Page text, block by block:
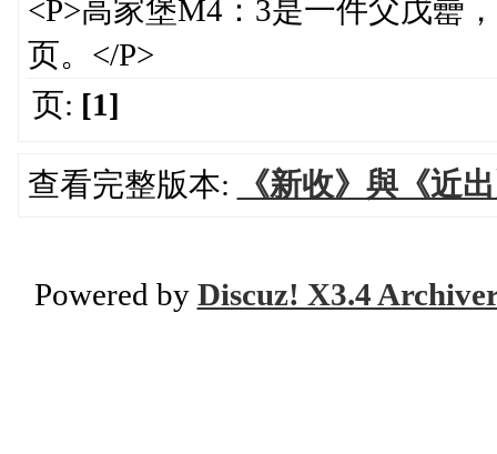
<P>高家堡M4：3是一件父戊罍
页。</P>
页: [1]
查看完整版本: 《新收》與《近
Powered by Discuz! X3.4